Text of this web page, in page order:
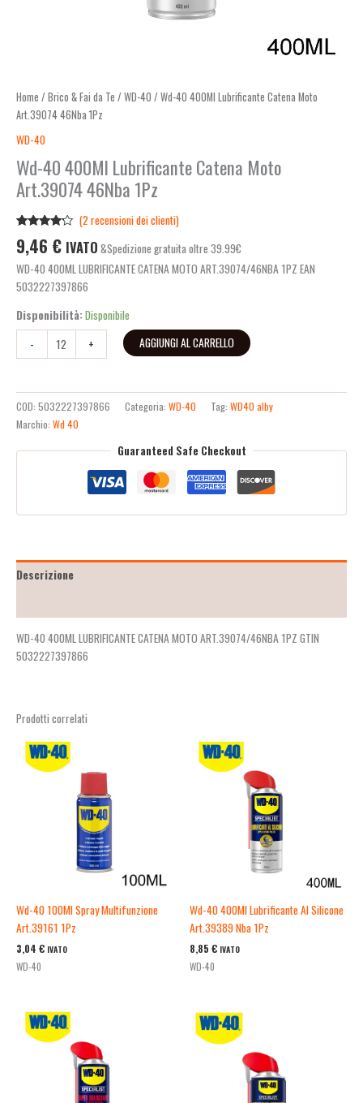
Home / Brico & Fai da Te / WD-40 / Wd-40 400Ml Lubrificante Catena Moto
Art.39074 46Nba 1Pz
WD-40
Wd-40 400Ml Lubrificante Catena Moto
Art.39074 46Nba 1Pz
4.00 su
5 su
base di
(2 recensioni dei clienti)
9,46 € IVATO &Spedizione gratuita oltre 39.99€
WD-40 400ML LUBRIFICANTE CATENA MOTO ART.39074/46NBA 1PZ EAN
5032227397866
Disponibilità:Disponibile
-
+ AGGIUNGI AL CARRELLO
COD: 5032227397866 Categoria: WD-40 Tag: WD40 alby
Marchio: Wd 40
Guaranteed Safe Checkout
Descrizione
WD-40 400ML LUBRIFICANTE CATENA MOTO ART.39074/46NBA 1PZ GTIN
5032227397866
Prodotti correlati
Wd-40 100Ml Spray Multifunzione
Art.39161 1Pz
3,04 € IVATO
WD-40
Wd-40 400Ml Lubrificante Al Silicone
Art.39389 Nba 1Pz
8,85 € IVATO
WD-40